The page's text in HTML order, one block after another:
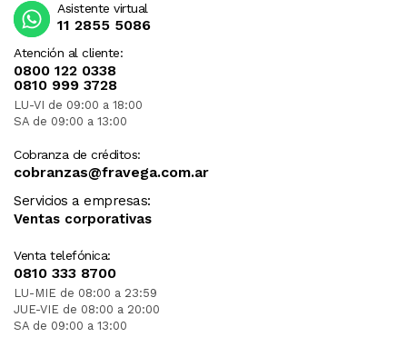
Atención al cliente:
0800 122 0338
0810 999 3728
LU-VI de 09:00 a 18:00
SA de 09:00 a 13:00
Cobranza de créditos:
cobranzas@fravega.com.ar
Servicios a empresas:
Ventas corporativas
Venta telefónica:
0810 333 8700
LU-MIE de 08:00 a 23:59
JUE-VIE de 08:00 a 20:00
SA de 09:00 a 13:00
Asistente virtual
11 2855 5086